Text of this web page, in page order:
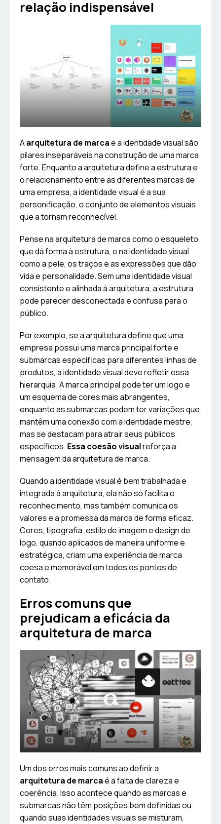
relação indispensável
Aarquitetura de marcae a identidade visual são
pilares inseparáveis na construção de uma marca
forte. Enquanto a arquitetura define a estrutura e
o relacionamento entre as diferentes marcas de
uma empresa, a identidade visual é a sua
personificação, o conjunto de elementos visuais
que a tornam reconhecível.
Pense na arquitetura de marca como o esqueleto
que dá forma à estrutura, e na identidade visual
como a pele, os traços e as expressões que dão
vida e personalidade. Sem uma identidade visual
consistente e alinhada à arquitetura, a estrutura
pode parecer desconectada e confusa para o
público.
Por exemplo, se a arquitetura define que uma
empresa possui uma marca principal forte e
submarcas específicas para diferentes linhas de
produtos, a identidade visual deve refletir essa
hierarquia. A marca principal pode ter um logo e
um esquema de cores mais abrangentes,
enquanto as submarcas podem ter variações que
mantêm uma conexão com a identidade mestre,
mas se destacam para atrair seus públicos
específicos. Essa coesão visualreforça a
mensagem da arquitetura de marca.
Quando a identidade visual é bem trabalhada e
integrada à arquitetura, ela não só facilita o
reconhecimento, mas também comunica os
valores e a promessa da marca de forma eficaz.
Cores, tipografia, estilo de imagem e design de
logo, quando aplicados de maneira uniforme e
estratégica, criam uma experiência de marca
coesa e memorável em todos os pontos de
contato.
Erros comuns que
prejudicam a eficácia da
arquitetura de marca
Um dos erros mais comuns ao definir a
arquitetura de marcaé a falta de clareza e
coerência. Isso acontece quando as marcas e
submarcas não têm posições bem definidas ou
quando suas identidades visuais se misturam,